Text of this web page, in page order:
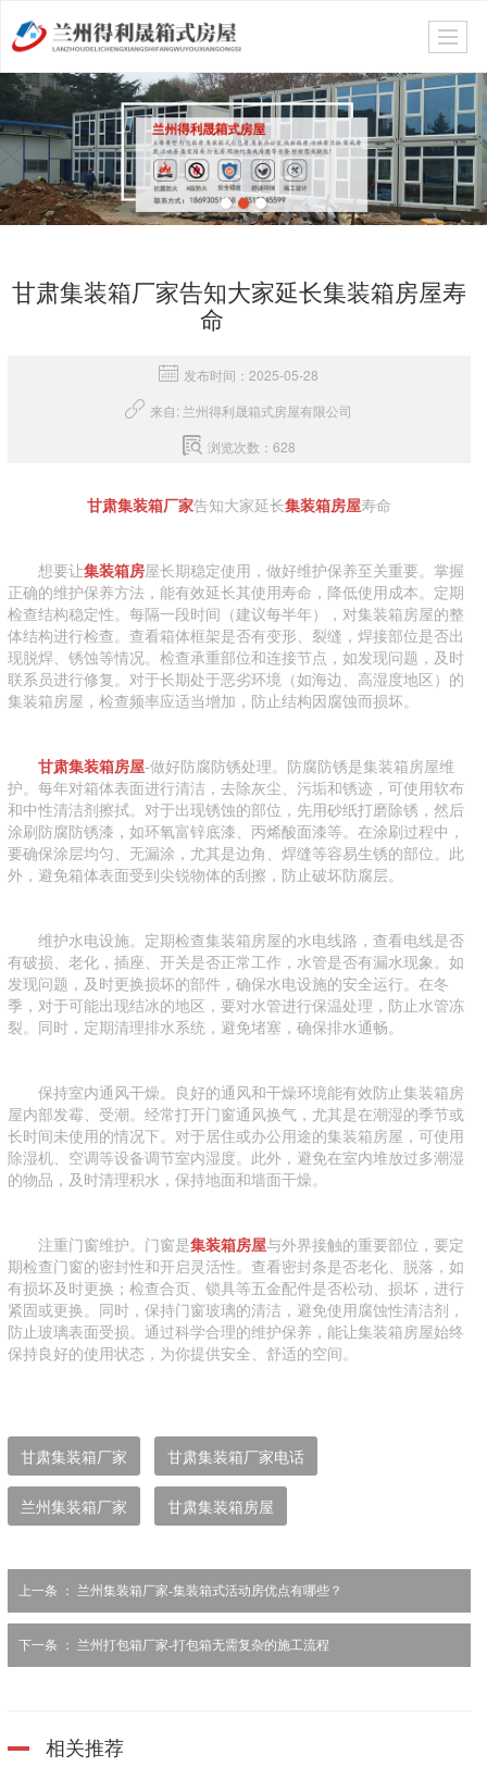
甘肃集装箱厂家告知大家延长集装箱房屋寿
命
发布时间：2025-05-28
来自: 兰州得利晟箱式房屋有限公司
浏览次数：628
甘肃集装箱厂家告知大家延长集装箱房屋寿命
想要让集装箱房屋长期稳定使用，做好维护保养至关重要。掌握
正确的维护保养方法，能有效延长其使用寿命，降低使用成本。定期
检查结构稳定性。每隔一段时间（建议每半年），对集装箱房屋的整
体结构进行检查。查看箱体框架是否有变形、裂缝，焊接部位是否出
现脱焊、锈蚀等情况。检查承重部位和连接节点，如发现问题，及时
联系员进行修复。对于长期处于恶劣环境（如海边、高湿度地区）的
集装箱房屋，检查频率应适当增加，防止结构因腐蚀而损坏。
甘肃集装箱房屋-做好防腐防锈处理。防腐防锈是集装箱房屋维
护。每年对箱体表面进行清洁，去除灰尘、污垢和锈迹，可使用软布
和中性清洁剂擦拭。对于出现锈蚀的部位，先用砂纸打磨除锈，然后
涂刷防腐防锈漆，如环氧富锌底漆、丙烯酸面漆等。在涂刷过程中，
要确保涂层均匀、无漏涂，尤其是边角、焊缝等容易生锈的部位。此
外，避免箱体表面受到尖锐物体的刮擦，防止破坏防腐层。
维护水电设施。定期检查集装箱房屋的水电线路，查看电线是否
有破损、老化，插座、开关是否正常工作，水管是否有漏水现象。如
发现问题，及时更换损坏的部件，确保水电设施的安全运行。在冬
季，对于可能出现结冰的地区，要对水管进行保温处理，防止水管冻
裂。同时，定期清理排水系统，避免堵塞，确保排水通畅。
保持室内通风干燥。良好的通风和干燥环境能有效防止集装箱房
屋内部发霉、受潮。经常打开门窗通风换气，尤其是在潮湿的季节或
长时间未使用的情况下。对于居住或办公用途的集装箱房屋，可使用
除湿机、空调等设备调节室内湿度。此外，避免在室内堆放过多潮湿
的物品，及时清理积水，保持地面和墙面干燥。
注重门窗维护。门窗是集装箱房屋与外界接触的重要部位，要定
期检查门窗的密封性和开启灵活性。查看密封条是否老化、脱落，如
有损坏及时更换；检查合页、锁具等五金配件是否松动、损坏，进行
紧固或更换。同时，保持门窗玻璃的清洁，避免使用腐蚀性清洁剂，
防止玻璃表面受损。通过科学合理的维护保养，能让集装箱房屋始终
保持良好的使用状态，为你提供安全、舒适的空间。
甘肃集装箱厂家 甘肃集装箱厂家电话
兰州集装箱厂家 甘肃集装箱房屋
上一条 ： 兰州集装箱厂家-集装箱式活动房优点有哪些？
下一条 ： 兰州打包箱厂家-打包箱无需复杂的施工流程
相关推荐